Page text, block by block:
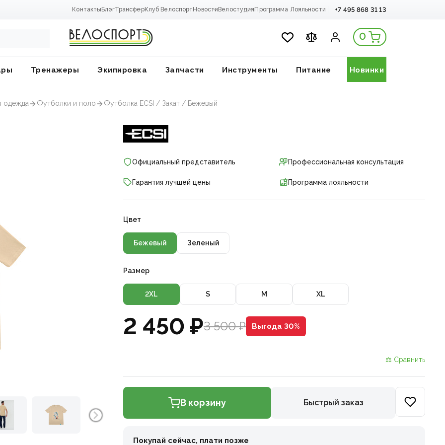
Контакты БлогТрансферКлуб Велоспорт Новости Велостудия Программа Лояльности +7 495 868 31 13
0
Тренажеры Экипировка Запчасти Инструменты Питание Новинки
одежда Футболки и поло Футболка ECSI / Закат / Бежевый
Официальный представитель Профессиональная консультация
Гарантия лучшей цены Программа лояльности
Цвет
Бежевый Зеленый
Размер
2XL S M XL
2 450 ₽3 500 ₽ Выгода 30%
⚖ Сравнить
В корзину Быстрый заказ
Покупай сейчас, плати позже